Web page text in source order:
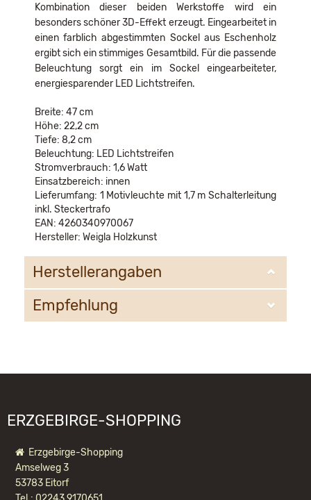
Kombination dieser beiden Werkstoffe wird ein
besonders schöner 3D-Effekt erzeugt. Eingearbeitet in
einen farblich abgestimmten Sockel aus Eschenholz
ergibt sich ein stimmiges Gesamtbild. Für die passende
Beleuchtung sorgt ein im Sockel eingearbeiteter,
energiesparender LED Lichtstreifen.
Breite: 47 cm
Höhe: 22,2 cm
Tiefe: 8,2 cm
Beleuchtung: LED Lichtstreifen
Stromverbrauch: 1,6 Watt
Einsatzbereich: innen
Lieferumfang: 1 Motivleuchte mit 1,7 m Schalterleitung
inkl. Steckertrafo
EAN: 4260340970067
Hersteller: Weigla Holzkunst
Herstellerangaben
WEIGLA e.K.
Empfehlung
ERZGEBIRGE-SHOPPING
Erzgebirge-Shopping
Amselweg 3
53783 Eitorf